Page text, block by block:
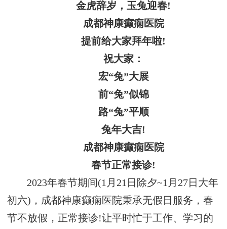
金虎辞岁，玉兔迎春!
成都神康癫痫医院
提前给大家拜年啦!
祝大家：
宏“兔”大展
前“兔”似锦
路“兔”平顺
兔年大吉!
成都神康癫痫医院
春节正常接诊!
2023年春节期间(1月21日除夕~1月27日大年
初六)，成都神康癫痫医院秉承无假日服务，春
节不放假，正常接诊!让平时忙于工作、学习的